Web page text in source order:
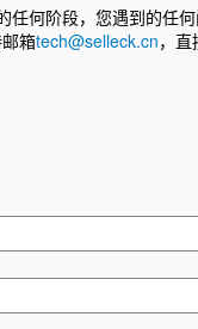
任何阶段，您遇到的任
箱tech@selleck.cn，